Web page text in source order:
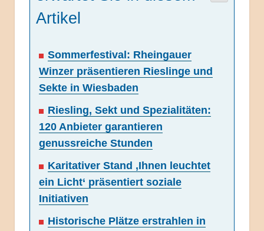
Artikel
Sommerfestival: Rheingauer
Winzer präsentieren Rieslinge und
Sekte in Wiesbaden
Riesling, Sekt und Spezialitäten:
120 Anbieter garantieren
genussreiche Stunden
Karitativer Stand ‚Ihnen leuchtet
ein Licht‘ präsentiert soziale
Initiativen
Historische Plätze erstrahlen in